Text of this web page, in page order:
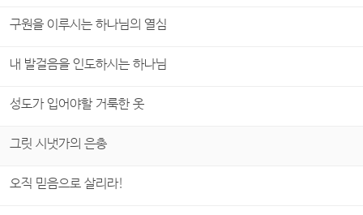
구원을 이루시는 하나님의 열심
내 발걸음을 인도하시는 하나님
성도가 입어야할 거룩한 옷
그릿 시냇가의 은총
오직 믿음으로 살리라!